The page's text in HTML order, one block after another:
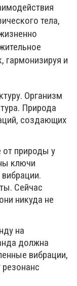
тела,
гармонизируя и
Организм
Природа
создающих
природы у
ключи
Сейчас
никуда не
на
должна
вибрации,